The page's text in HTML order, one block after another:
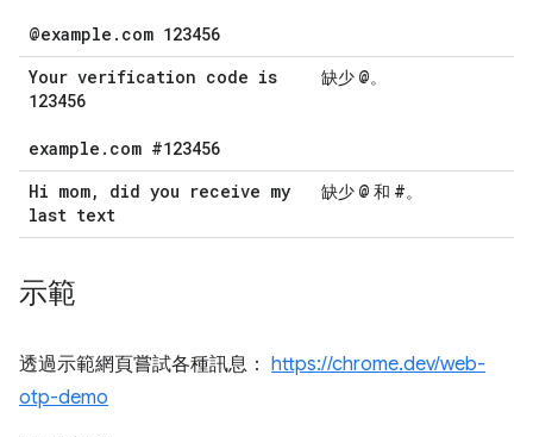
@example . com 123456
Your verification code is
123456
example . com #123456
缺少 @。
Hi mom,
did you receive my
last text
缺少 @ 和 #。
示範
透過示範網頁嘗試各種訊息： https://chrome.dev/web-
otp-demo